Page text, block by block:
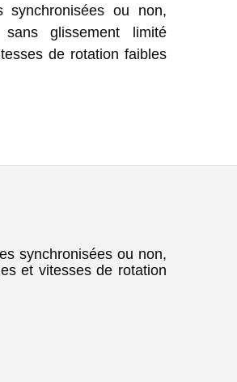
synchronisées ou non,
glissement limité
de rotation faibles
synchronisées ou non,
et vitesses de rotation